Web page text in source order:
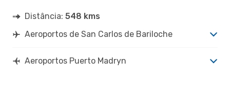
Distância: 548 kms
Aeroportos de San Carlos de Bariloche
Aeroportos Puerto Madryn